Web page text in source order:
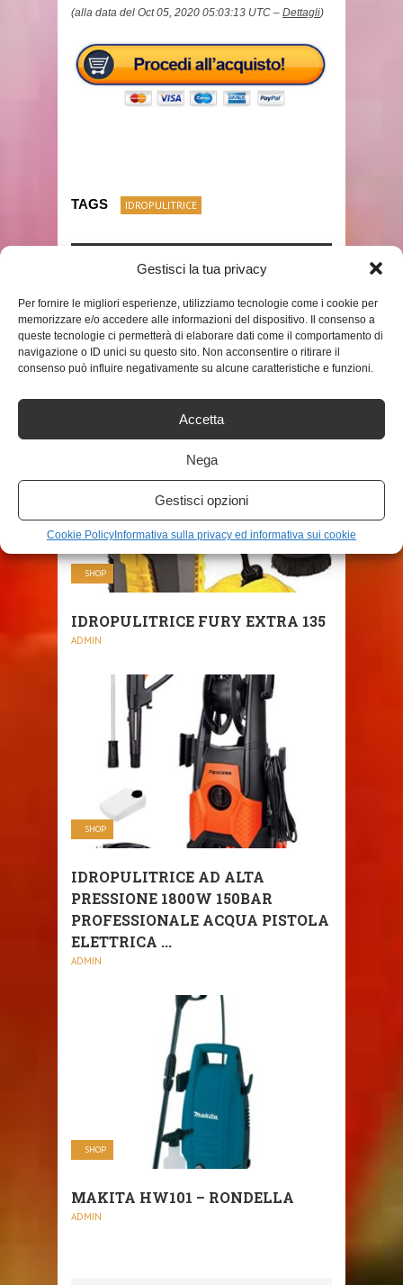
Gestisci la tua privacy
Per fornire le migliori esperienze, utilizziamo tecnologie come i cookie per
memorizzare e/o accedere alle informazioni del dispositivo. Il consenso a
queste tecnologie ci permetterà di elaborare dati come il comportamento di
navigazione o ID unici su questo sito. Non acconsentire o ritirare il
consenso può influire negativamente su alcune caratteristiche e funzioni.
Accetta
Nega
Gestisci opzioni
Cookie Policy Informativa sulla privacy ed informativa sui cookie
(alla data del Oct 05, 2020 05:03:13 UTC – Dettagli)
TAGS IDROPULITRICE
RELATED POSTS
SHOP
IDROPULITRICE FURY EXTRA 135
ADMIN
SHOP
IDROPULITRICE AD ALTA
PRESSIONE 1800W 150BAR
PROFESSIONALE ACQUA PISTOLA
ELETTRICA ...
ADMIN
SHOP
MAKITA HW101 – RONDELLA
ADMIN